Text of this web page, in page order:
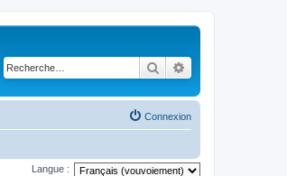
Rechercher
Connexion
Langue :